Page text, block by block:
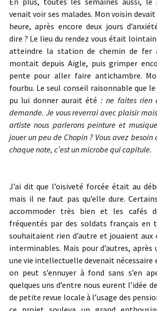
venait voir ses malades. Mon voisin
heure, après encore deux jours
dire ? Le lieu du rendez vous était
atteindre la station de chemin de fer
montait depuis Aigle, puis grimper
pente pour aller faire antichambre.
fourbu. Le seul conseil raisonnable que
pu lui donner aurait été : ne faites rien
demande. Je vous reverrai avec plaisir
artiste nous parlerons peinture et
jouer un peu de Chopin ? Vous avez besoin
chaque note, c’est un microbe qui capitule.
J’ai dit que l’oisiveté forcée était au
mais il ne faut pas qu’elle dure.
accommoder très bien et les cafés
fréquentés par des soldats français en
souhaitaient rien d’autre et jouaient aux
interminables. Mais pour d’autres,
une vie intellectuelle devenait nécessaire
on peut s’ennuyer à fond sans s’en
quelques uns d’entre nous eurent l’idée
de petite revue locale à l’usage des